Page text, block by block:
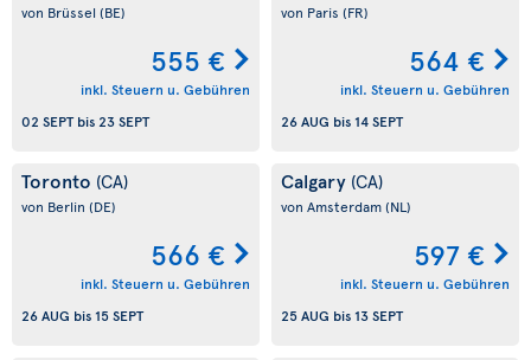
von Brüssel (BE)
555 €
inkl. Steuern u. Gebühren
02 SEPTbis23 SEPT
von Paris (FR)
564 €
inkl. Steuern u. Gebühren
26 AUG bis 14 SEPT
Toronto (CA)
von Berlin (DE)
566 €
inkl. Steuern u. Gebühren
26 AUG bis 15 SEPT
Calgary (CA)
von Amsterdam(NL)
597 €
inkl. Steuern u. Gebühren
25 AUG bis 13 SEPT